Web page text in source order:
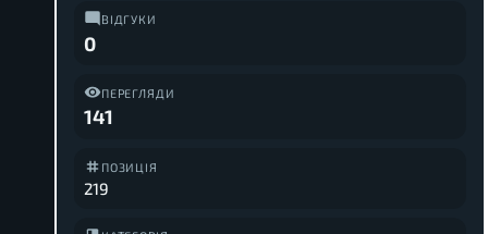
ВІДГУКИ
0
ПЕРЕГЛЯДИ
141
ПОЗИЦІЯ
219